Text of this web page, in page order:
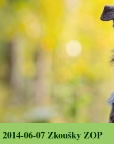
2014-06-07 Zkoušky ZOP